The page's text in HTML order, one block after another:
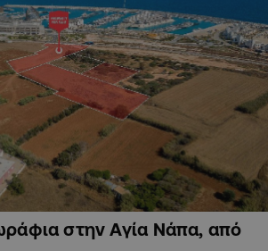
στην Αγία Νάπα, από